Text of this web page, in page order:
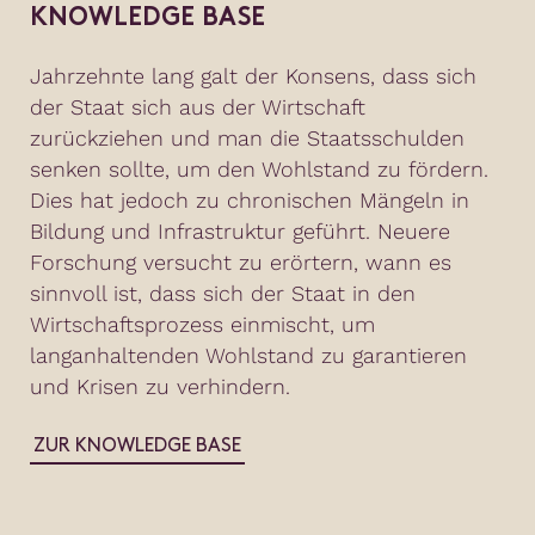
KNOWLEDGE BASE
Jahrzehnte lang galt der Konsens, dass sich
der Staat sich aus der Wirtschaft
zurückziehen und man die Staatsschulden
senken sollte, um den Wohlstand zu fördern.
Dies hat jedoch zu chronischen Mängeln in
Bildung und Infrastruktur geführt. Neuere
Forschung versucht zu erörtern, wann es
sinnvoll ist, dass sich der Staat in den
Wirtschaftsprozess einmischt, um
langanhaltenden Wohlstand zu garantieren
und Krisen zu verhindern.
ZUR KNOWLEDGE BASE